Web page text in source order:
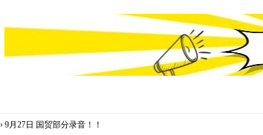
› 9月27日 国贸部分录音！！